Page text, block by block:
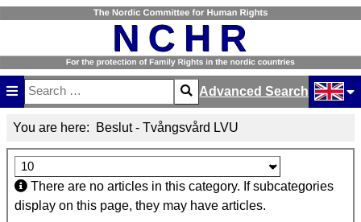
Search
Type 2 or more characters for results.
Advanced Search
You are here: Beslut - Tvångsvård LVU
Display #
Info
There are no articles in this category. If subcategories
display on this page, they may have articles.